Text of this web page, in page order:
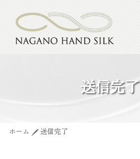
送信完了
ホーム 送信完了